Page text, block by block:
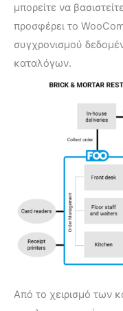
μπορείτε να
προσφέρει το
συγχρονισμού
καταλόγων.
Από το χειρισμό των